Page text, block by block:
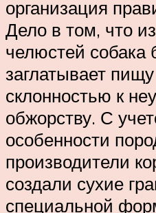
организация
Дело в том, что
челюстей собака
заглатывает
склонностью к
обжорству. С
особенности
производители
создали сухие
специальной